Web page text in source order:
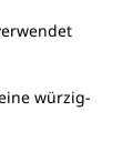
würzig-